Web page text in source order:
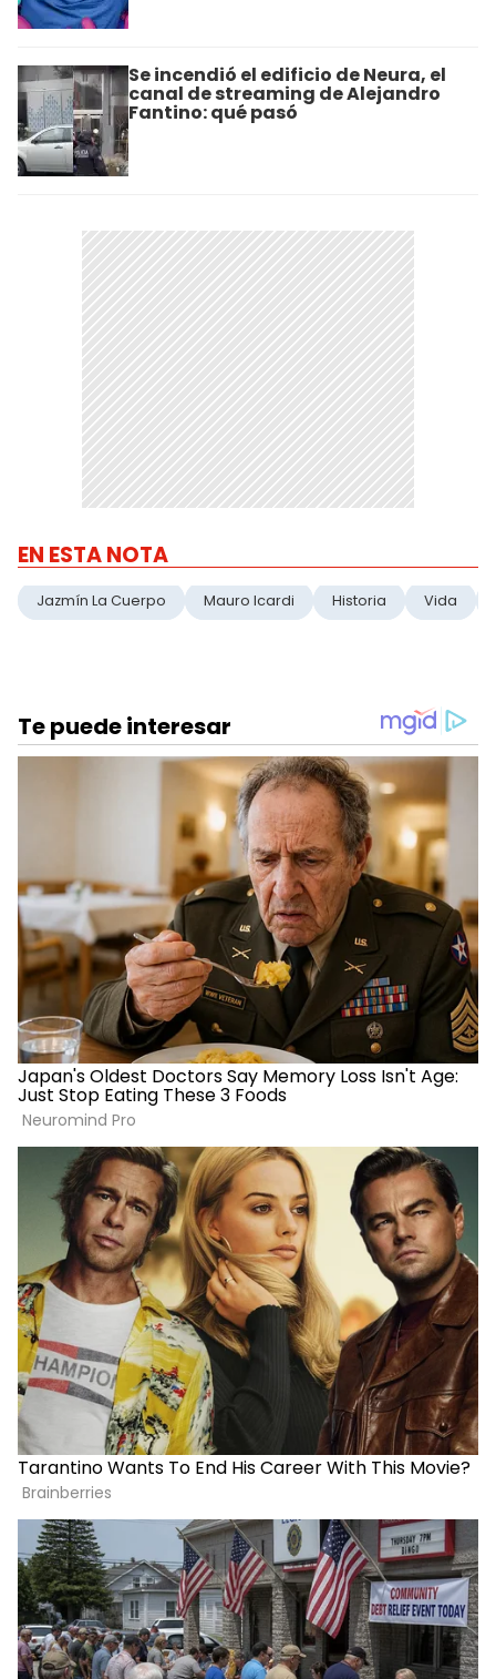
Se incendió el edificio de Neura, el
canal de streaming de Alejandro
Fantino: qué pasó
EN ESTA NOTA
Jazmín La Cuerpo Mauro Icardi Historia Vida